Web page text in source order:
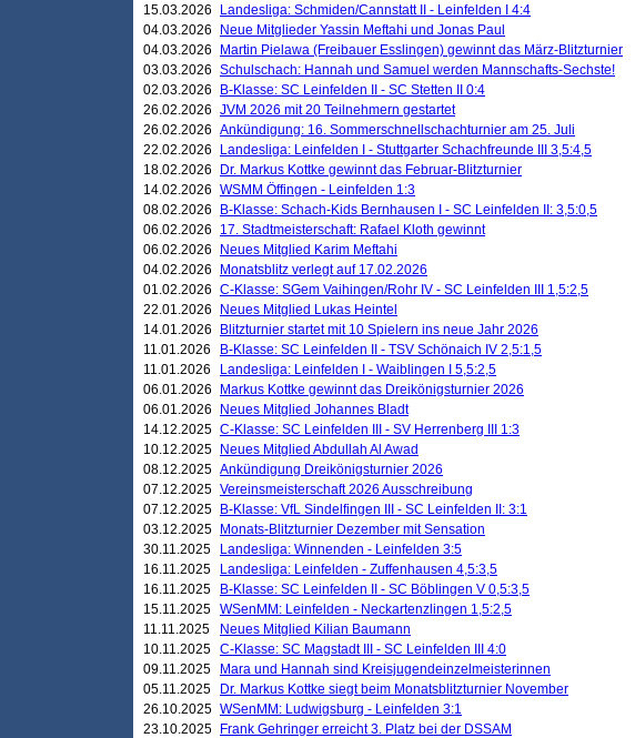
15.03.2026
Landesliga: Schmiden/Cannstatt II - Leinfelden I 4:4
04.03.2026
Neue Mitglieder Yassin Meftahi und Jonas Paul
04.03.2026
Martin Pielawa (Freibauer Esslingen) gewinnt das März-Blitzturnier
03.03.2026 Schulschach: Hannah und Samuel werden Mannschafts-Sechste!
02.03.2026
B-Klasse: SC Leinfelden II - SC Stetten II 0:4
26.02.2026 JVM 2026 mit 20 Teilnehmern gestartet
26.02.2026 Ankündigung: 16. Sommerschnellschachturnier am 25. Juli
22.02.2026
Landesliga: Leinfelden I - Stuttgarter Schachfreunde III 3,5:4,5
18.02.2026
Dr. Markus Kottke gewinnt das Februar-Blitzturnier
14.02.2026 WSMM Öffingen - Leinfelden 1:3
08.02.2026
B-Klasse: Schach-Kids Bernhausen I - SC Leinfelden II: 3,5:0,5
06.02.2026
17. Stadtmeisterschaft: Rafael Kloth gewinnt
06.02.2026
Neues Mitglied Karim Meftahi
04.02.2026
Monatsblitz verlegt auf 17.02.2026
01.02.2026 C-Klasse: SGem Vaihingen/Rohr IV - SC Leinfelden III 1,5:2,5
22.01.2026
Neues Mitglied Lukas Heintel
14.01.2026
Blitzturnier startet mit 10 Spielern ins neue Jahr 2026
11.01.2026
B-Klasse: SC Leinfelden II - TSV Schönaich IV 2,5:1,5
11.01.2026
Landesliga: Leinfelden I - Waiblingen I 5,5:2,5
06.01.2026
Markus Kottke gewinnt das Dreikönigsturnier 2026
06.01.2026
Neues Mitglied Johannes Bladt
14.12.2025 C-Klasse: SC Leinfelden III - SV Herrenberg III 1:3
10.12.2025
Neues Mitglied Abdullah Al Awad
08.12.2025 Ankündigung Dreikönigsturnier 2026
07.12.2025 Vereinsmeisterschaft 2026 Ausschreibung
07.12.2025
B-Klasse: VfL Sindelfingen III - SC Leinfelden II: 3:1
03.12.2025
Monats-Blitzturnier Dezember mit Sensation
30.11.2025
Landesliga: Winnenden - Leinfelden 3:5
16.11.2025
Landesliga: Leinfelden - Zuffenhausen 4,5:3,5
16.11.2025
B-Klasse: SC Leinfelden II - SC Böblingen V 0,5:3,5
15.11.2025 WSenMM: Leinfelden - Neckartenzlingen 1,5:2,5
11.11.2025
Neues Mitglied Kilian Baumann
10.11.2025 C-Klasse: SC Magstadt III - SC Leinfelden III 4:0
09.11.2025
Mara und Hannah sind Kreisjugendeinzelmeisterinnen
05.11.2025
Dr. Markus Kottke siegt beim Monatsblitzturnier November
26.10.2025 WSenMM: Ludwigsburg - Leinfelden 3:1
23.10.2025
Frank Gehringer erreicht 3. Platz bei der DSSAM